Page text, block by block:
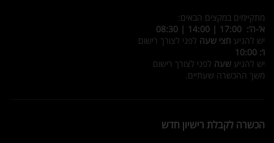
מתקיימים במקצים הבאים:
א’-ה’: 17:00 | 14:00 | 08:30
יש להגיע חצי שעה לפני לצורך רישום
ו’: 10:00
יש להגיע שעה לפני לצורך רישום
משך ההכשרה שעתיים.
הכשרה לקבלת רישיון חדש